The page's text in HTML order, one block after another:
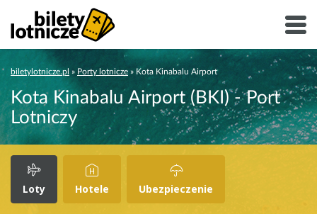
biletylotnicze.pl » Porty lotnicze » Kota Kinabalu Airport
Kota Kinabalu Airport (BKI) - Port
Lotniczy
Loty Hotele Ubezpieczenie